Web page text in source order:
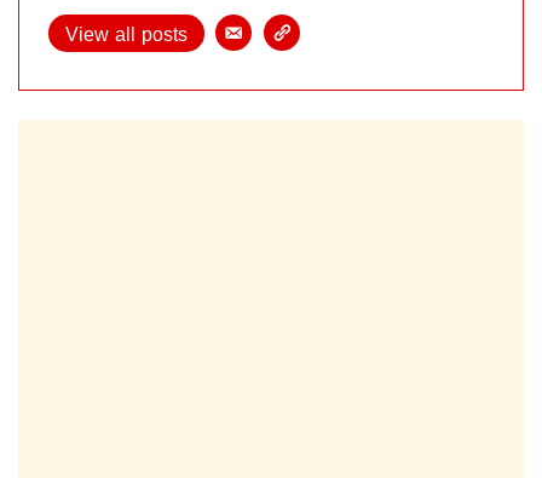
View all posts